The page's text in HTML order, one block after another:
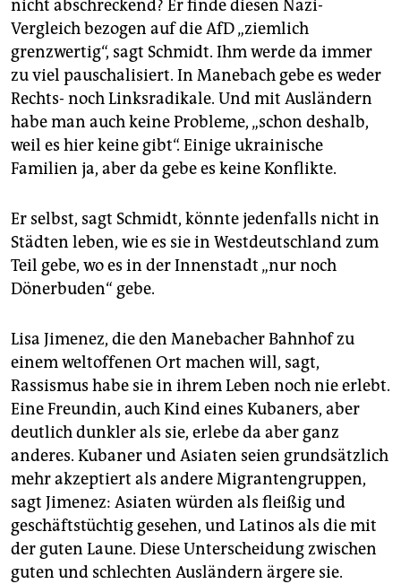
nicht abschreckend? Er finde diesen Nazi-
Vergleich bezogen auf die AfD „ziemlich
grenzwertig“, sagt Schmidt. Ihm werde da immer
zu viel pauschalisiert. In Manebach gebe es weder
Rechts- noch Linksradikale. Und mit Ausländern
habe man auch keine Probleme, „schon deshalb,
weil es hier keine gibt“. Einige ukrainische
Familien ja, aber da gebe es keine Konflikte.
Er selbst, sagt Schmidt, könnte jedenfalls nicht in
Städten leben, wie es sie in Westdeutschland zum
Teil gebe, wo es in der Innenstadt „nur noch
Dönerbuden“ gebe.
Lisa Jimenez, die den Manebacher Bahnhof zu
einem weltoffenen Ort machen will, sagt,
Rassismus habe sie in ihrem Leben noch nie erlebt.
Eine Freundin, auch Kind eines Kubaners, aber
deutlich dunkler als sie, erlebe da aber ganz
anderes. Kubaner und Asiaten seien grundsätzlich
mehr akzeptiert als andere Migrantengruppen,
sagt Jimenez: Asiaten würden als fleißig und
geschäftstüchtig gesehen, und Latinos als die mit
der guten Laune. Diese Unterscheidung zwischen
guten und schlechten Ausländern ärgere sie.